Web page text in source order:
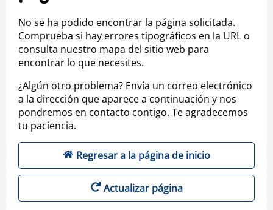
No se ha podido encontrar la página solicitada.
Comprueba si hay errores tipográficos en la URL o
consulta nuestro mapa del sitio web para
encontrar lo que necesites.
¿Algún otro problema? Envía un correo electrónico
a la dirección que aparece a continuación y nos
pondremos en contacto contigo. Te agradecemos
tu paciencia.
Regresar a la página de inicio
Actualizar página